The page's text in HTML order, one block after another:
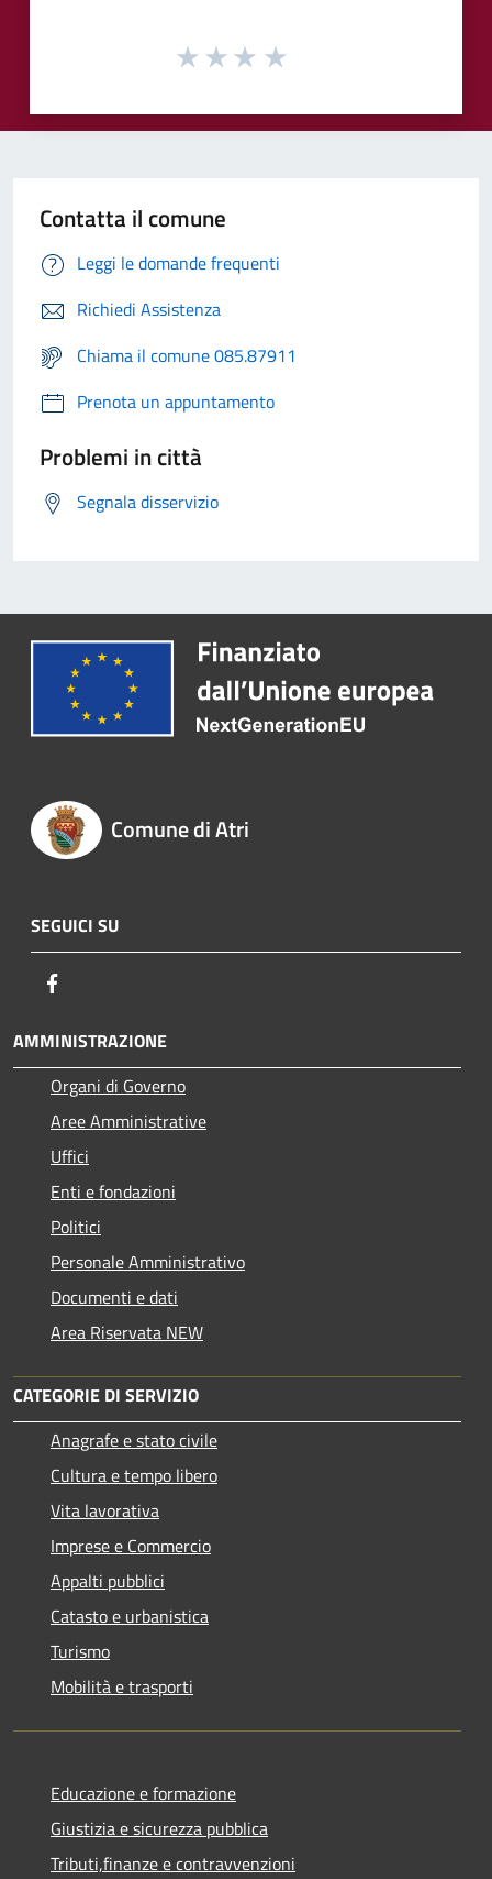
Contatta il comune
Leggi le domande frequenti
Richiedi Assistenza
Chiama il comune 085.87911
Prenota un appuntamento
Problemi in città
Segnala disservizio
Comune di Atri
SEGUICI SU
AMMINISTRAZIONE
Organi di Governo
Aree Amministrative
Uffici
Enti e fondazioni
Politici
Personale Amministrativo
Documenti e dati
Area Riservata NEW
CATEGORIE DI SERVIZIO
Anagrafe e stato civile
Cultura e tempo libero
Vita lavorativa
Imprese e Commercio
Appalti pubblici
Catasto e urbanistica
Turismo
Mobilità e trasporti
Educazione e formazione
Giustizia e sicurezza pubblica
Tributi,finanze e contravvenzioni